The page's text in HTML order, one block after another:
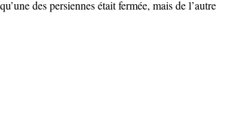
des persiennes était fermée, mais de l’autre